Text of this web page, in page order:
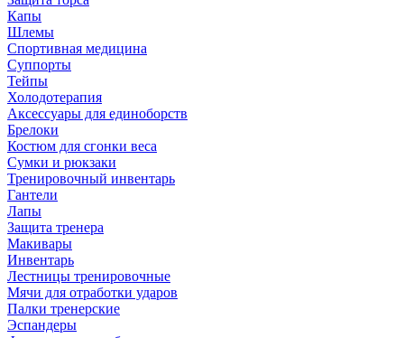
Капы
Шлемы
Спортивная медицина
Суппорты
Тейпы
Холодотерапия
Аксессуары для единоборств
Брелоки
Костюм для сгонки веса
Сумки и рюкзаки
Тренировочный инвентарь
Гантели
Лапы
Защита тренера
Макивары
Инвентарь
Лестницы тренировочные
Мячи для отработки ударов
Палки тренерские
Эспандеры